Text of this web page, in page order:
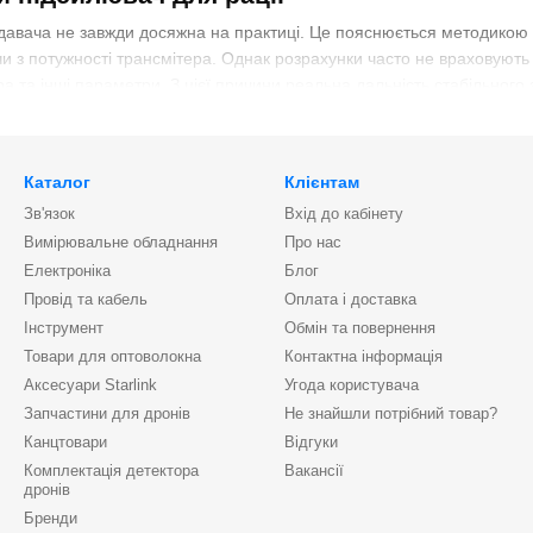
не завжди досяжна на практиці. Це пояснюється
з потужності трансмітера. Однак розрахунки часто не
явище, сигнал має затухати в міру зміни щільності перешкод на
компенсувати ці неприємності. Пристрій дає змогу
розширюється зона покриття, а власник отримує стабільне
та особливості підсилювачів для рацій
сигнал від зовнішнього передавача;
з передавальною антеною. З'єднання виконується через
Каталог
Зв'язок
Вимірювальне обладнання
Електроніка
Провід та кабель
Інструмент
Товари для оптоволокна
Аксесуари Starlink
Запчастини для дронів
Канцтовари
Комплектація детектора
дронів
Бренди
Клієнтам
Вхід до кабінету
Про нас
Блог
Оплата і доставка
Обмін та повернення
Контактна інформація
Угода користувача
Не знайшли потрібний товар?
Відгуки
Вакансії